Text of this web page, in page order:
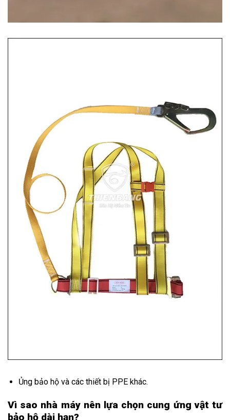
Ủng bảo hộ và các thiết bị PPE khác.
Vì sao nhà máy nên lựa chọn cung ứng vật tư
bảo hộ dài hạn?